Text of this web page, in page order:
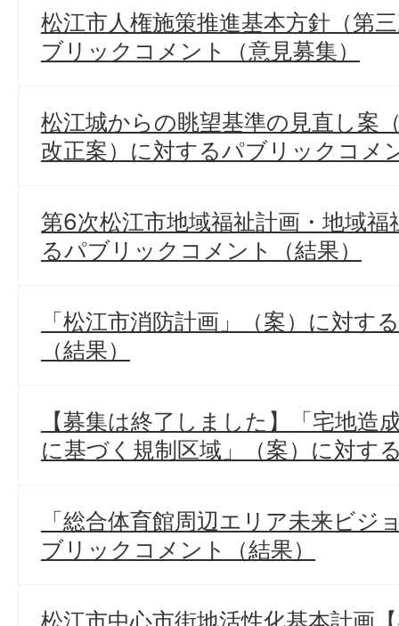
松江市人権施策推進基本方針（第
ブリックコメント（意見募集）
松江城からの眺望基準の見直し案
改正案）に対するパブリックコメ
第6次松江市地域福祉計画・地域
るパブリックコメント（結果）
「松江市消防計画」（案）に対す
（結果）
【募集は終了しました】「宅地造
に基づく規制区域」（案）に対す
「総合体育館周辺エリア未来ビジ
ブリックコメント（結果）